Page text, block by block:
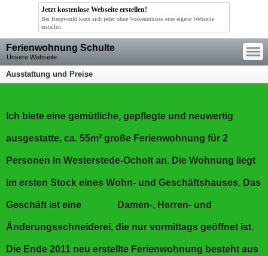
Jetzt kostenlose Webseite erstellen!
Bei Beepworld kann sich jeder ohne Vorkenntnisse eine eigene Webseite
erstellen.
Ferienwohnung Schulte
Unsere Webseite
—
—
—
Ausstattung und Preise
Ich biete eine gemütliche, gepflegte und neuwertig
ausgestatte, ca. 55m² große Ferienwohnung für 2
Personen in Westerstede-Ocholt an. Die Wohnung liegt
im ersten Stock eines Wohn- und Geschäftshauses. Das
Geschäft ist eine Damen-, Herren- und
Änderungsschneiderei, die nur vormittags geöffnet ist.
Die Ende 2011 neu erstellte Ferienwohnung besteht aus